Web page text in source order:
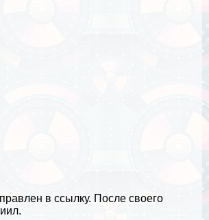
в ссылку. После своего